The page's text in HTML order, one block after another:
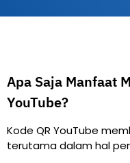
Apa Saja Manfaat
YouTube?
Kode QR YouTube
terutama dalam hal